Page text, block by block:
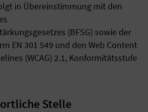
in Übereinstimmung mit den
(BFSG) sowie der
EN 301 549 und den Web Content
(WCAG) 2.1, Konformitätsstufe
Stelle